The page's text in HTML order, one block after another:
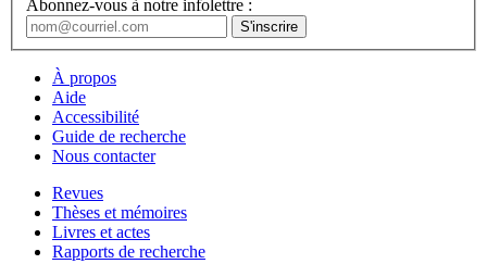
Abonnez-vous à notre infolettre :
À propos
Aide
Accessibilité
Guide de recherche
Nous contacter
Revues
Thèses et mémoires
Livres et actes
Rapports de recherche